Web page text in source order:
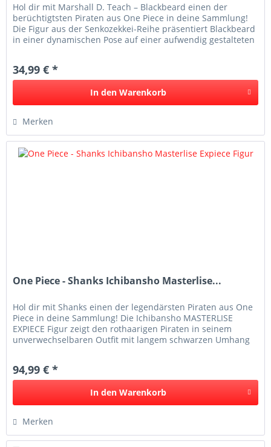
Hol dir mit Marshall D. Teach – Blackbeard einen der
berüchtigtsten Piraten aus One Piece in deine Sammlung!
Die Figur aus der Senkozekkei-Reihe präsentiert Blackbeard
in einer dynamischen Pose auf einer aufwendig gestalteten
34,99 € *
In den Warenkorb
Merken
One Piece - Shanks Ichibansho Masterlise...
Hol dir mit Shanks einen der legendärsten Piraten aus One
Piece in deine Sammlung! Die Ichibansho MASTERLISE
EXPIECE Figur zeigt den rothaarigen Piraten in seinem
unverwechselbaren Outfit mit langem schwarzen Umhang
94,99 € *
In den Warenkorb
Merken